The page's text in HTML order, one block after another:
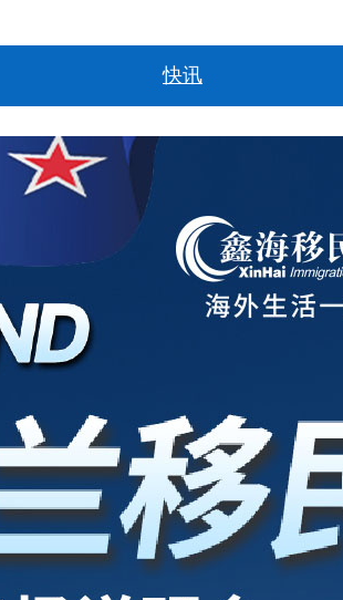
快讯
项目
新西兰
美国
澳洲
加拿大
亚洲